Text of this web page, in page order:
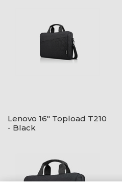
Lenovo 16" Topload T210
- Black